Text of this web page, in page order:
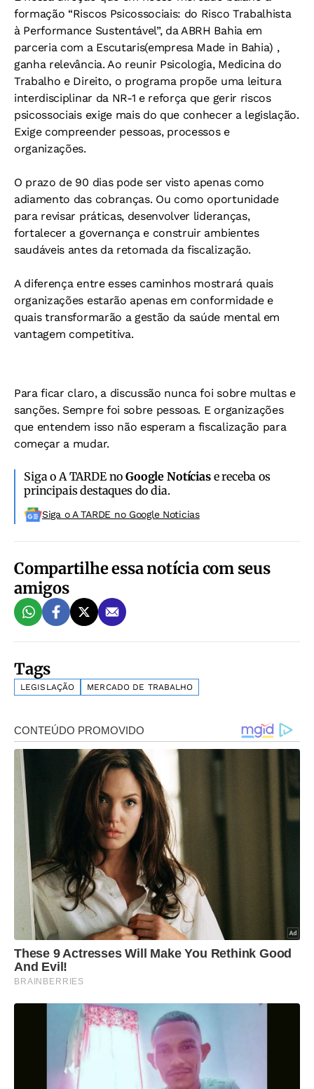
formação “Riscos Psicossociais: do Risco Trabalhista
à Performance Sustentável”, da ABRH Bahia em
parceria com a Escutaris(empresa Made in Bahia) ,
ganha relevância. Ao reunir Psicologia, Medicina do
Trabalho e Direito, o programa propõe uma leitura
interdisciplinar da NR-1 e reforça que gerir riscos
psicossociais exige mais do que conhecer a legislação.
Exige compreender pessoas, processos e
organizações.
O prazo de 90 dias pode ser visto apenas como
adiamento das cobranças. Ou como oportunidade
para revisar práticas, desenvolver lideranças,
fortalecer a governança e construir ambientes
saudáveis antes da retomada da fiscalização.
A diferença entre esses caminhos mostrará quais
organizações estarão apenas em conformidade e
quais transformarão a gestão da saúde mental em
vantagem competitiva.
Para ficar claro, a discussão nunca foi sobre multas e
sanções. Sempre foi sobre pessoas. E organizações
que entendem isso não esperam a fiscalização para
começar a mudar.
Siga o A TARDE noGoogle Notíciase receba os
principais destaques do dia.
Siga o A TARDE no Google Noticias
Compartilhe essa notícia com seus
amigos
Tags
LEGISLAÇÃO MERCADO DE TRABALHO